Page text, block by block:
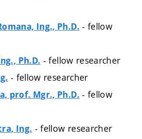
Ing., Ph.D. - fellow
Ph.D. - fellow researcher
- fellow researcher
prof. Mgr., Ph.D. - fellow
Ing. - fellow researcher